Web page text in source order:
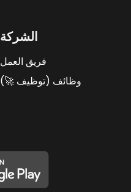
الشركة
فريق العمل
وظائف (توظيف 🚀)